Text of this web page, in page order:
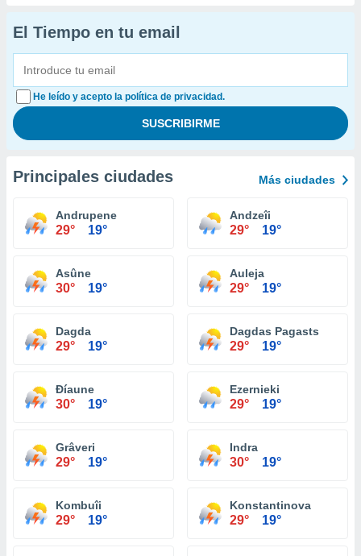
El Tiempo en tu email
He leído y acepto la política de privacidad.
Principales ciudades Más ciudades
Andrupene
29° 19°
Andzeîi
29° 19°
Asûne
30° 19°
Auleja
29° 19°
Dagda
29° 19°
Dagdas Pagasts
29° 19°
Ðíaune
30° 19°
Ezernieki
29° 19°
Grâveri
29° 19°
Indra
30° 19°
Kombuîi
29° 19°
Konstantinova
29° 19°